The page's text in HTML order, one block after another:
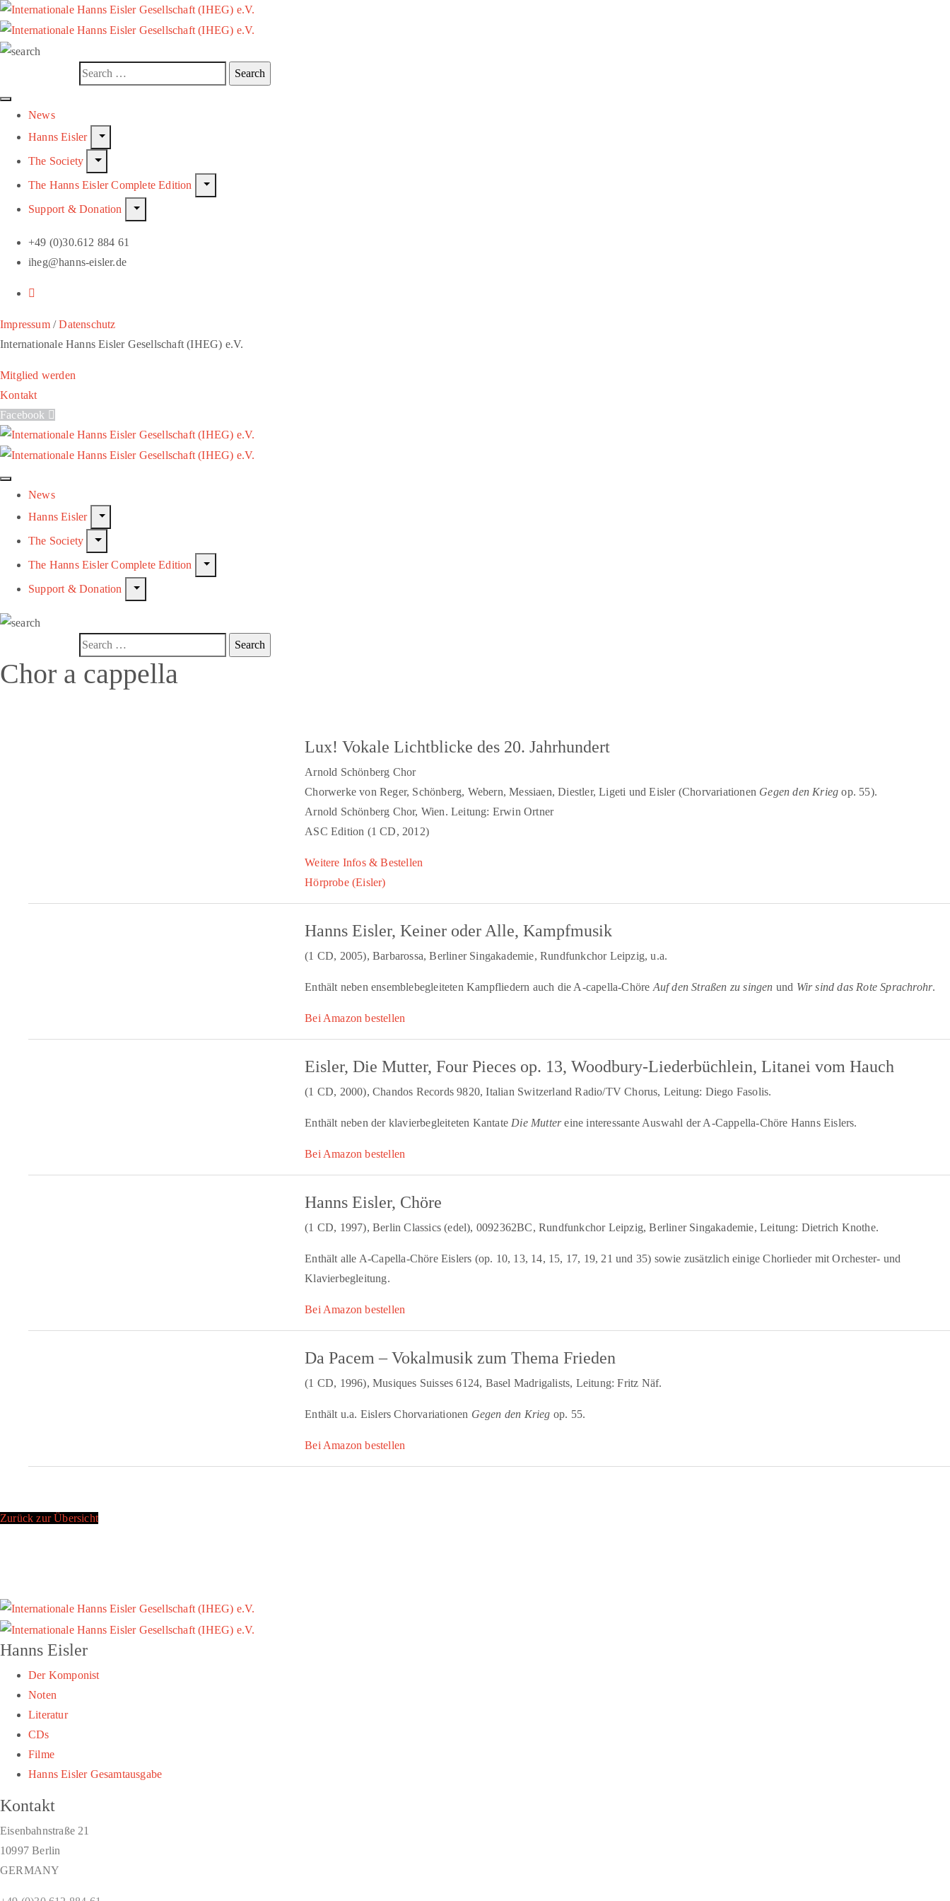
News
Hanns Eisler
The Society
The Hanns Eisler Complete Edition
Support & Donation
+49 (0)30.612 884 61
iheg@hanns-eisler.de
Impressum/Datenschutz
Internationale Hanns Eisler Gesellschaft (IHEG) e.V.
Mitglied werden
Kontakt
Facebook
News
Hanns Eisler
The Society
The Hanns Eisler Complete Edition
Support & Donation
Chor a cappella
Lux! Vokale Lichtblicke des 20. Jahrhundert
Arnold Schönberg Chor
Chorwerke von Reger, Schönberg, Webern, Messiaen, Diestler, Ligeti und Eisler (Chorvariationen Gegen den Krieg op. 55).
Arnold Schönberg Chor, Wien. Leitung: Erwin Ortner
ASC Edition (1 CD, 2012)
Weitere Infos & Bestellen
Hörprobe (Eisler)
Hanns Eisler, Keiner oder Alle, Kampfmusik
(1 CD, 2005), Barbarossa, Berliner Singakademie, Rundfunkchor Leipzig, u.a.
Enthält neben ensemblebegleiteten Kampfliedern auch die A-capella-Chöre Auf den Straßen zu singen und Wir sind das Rote Sprachrohr.
Bei Amazon bestellen
Eisler, Die Mutter, Four Pieces op. 13, Woodbury-Liederbüchlein, Litanei vom Hauch
(1 CD, 2000), Chandos Records 9820, Italian Switzerland Radio/TV Chorus, Leitung: Diego Fasolis.
Enthält neben der klavierbegleiteten Kantate Die Muttereine interessante Auswahl der A-Cappella-Chöre Hanns Eislers.
Bei Amazon bestellen
Hanns Eisler, Chöre
(1 CD, 1997), Berlin Classics (edel), 0092362BC, Rundfunkchor Leipzig, Berliner Singakademie, Leitung: Dietrich Knothe.
Enthält alle A-Capella-Chöre Eislers (op. 10, 13, 14, 15, 17, 19, 21 und 35) sowie zusätzlich einige Chorlieder mit Orchester- und
Klavierbegleitung.
Bei Amazon bestellen
Da Pacem – Vokalmusik zum Thema Frieden
(1 CD, 1996), Musiques Suisses 6124, Basel Madrigalists, Leitung: Fritz Näf.
Enthält u.a. Eislers Chorvariationen Gegen den Krieg op. 55.
Bei Amazon bestellen
Zurück zur Übersicht
Hanns Eisler
Der Komponist
Noten
Literatur
CDs
Filme
Hanns Eisler Gesamtausgabe
Kontakt
Eisenbahnstraße 21
10997 Berlin
GERMANY